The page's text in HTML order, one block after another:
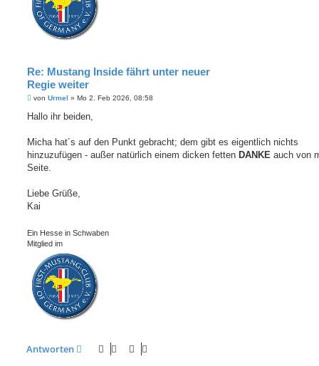
Re: Mustang Inside fährt unter neuer
Regie weiter
B
i
a
von Urmel » Mo 2. Feb 2026, 08:58
Hallo ihr beiden,
Micha hat´s auf den Punkt gebracht; dem gibt es eigentlich nichts
hinzuzufügen - außer natürlich einem dicken fetten DANKE auch von
Seite.
Liebe Grüße,
Kai
Ein Hesse in Schwaben
Mitglied im
Antworten